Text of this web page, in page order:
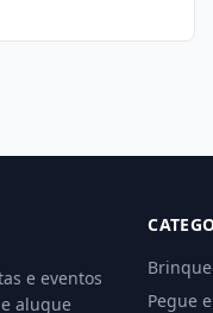
e eventos
alugue
Pegue